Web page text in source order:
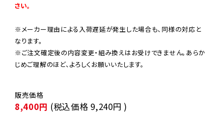
さい。
※メーカー理由による入荷遅延が発生した場合も、同様の対応と
なります。
※ご注文確定後の内容変更・組み換えはお受けできません。あらか
じめご理解のほど、よろしくお願いいたします。
8,400円 (税込価格 9,240円 )